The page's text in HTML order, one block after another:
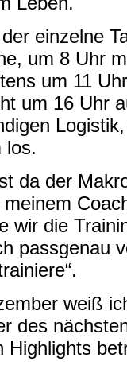
einzelne
um 8 Uhr
um 11
um 16 Uhr
los.
da der
wir die
passgenau
weiß
des
Highlights